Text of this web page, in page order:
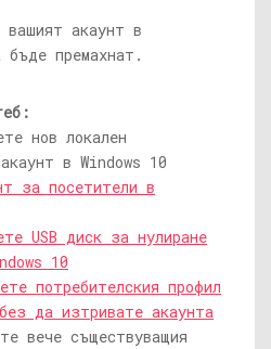
акаунт в
премахнат.
нов локален
в Windows 10
за посетители в
USB диск за нулиране
10
потребителския профил
да изтривате акаунта
вече съществуващия